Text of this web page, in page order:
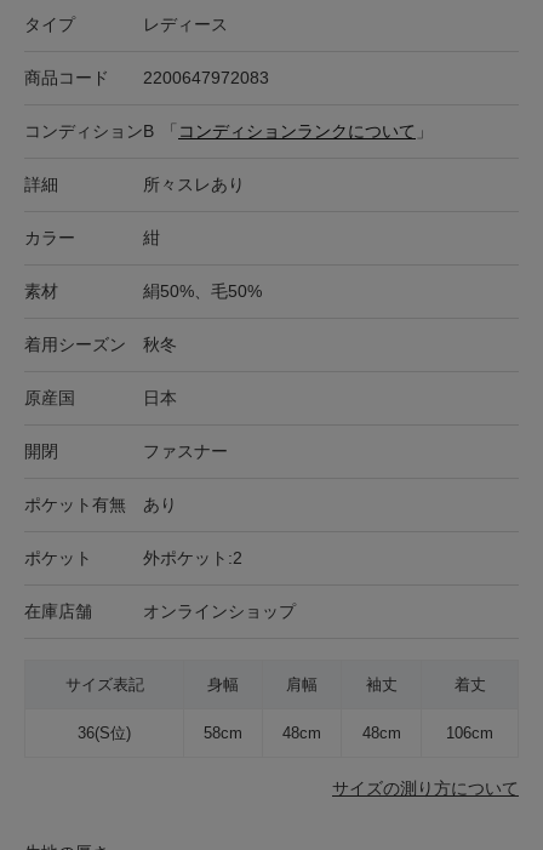
タイプ レディース
商品コード 2200647972083
コンディションB 「 コンディションランクについて 」
詳細 所々スレあり
カラー 紺
素材 絹50%、毛50%
着用シーズン 秋冬
原産国 日本
開閉 ファスナー
ポケット有無 あり
ポケット 外ポケット:2
在庫店舗 オンラインショップ
サイズ表記 身幅 肩幅 袖丈 着丈
36(S位) 58cm 48cm 48cm 106cm
サイズの測り方について